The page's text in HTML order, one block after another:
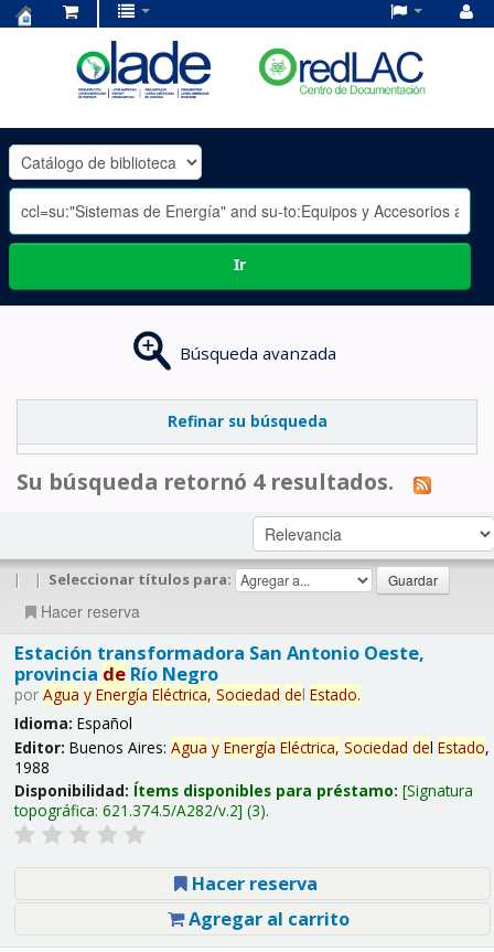
OLADE
-
Ir
Búsqueda avanzada
Refinar su búsqueda
Su búsqueda retornó 4 resultados.
| | Seleccionar títulos para:
Hacer reserva
Estación transformadora San Antonio Oeste,
provincia deRío Negro
por Agua y Energía Eléctrica, Sociedad del Estado.
Idioma: Español
Editor: Buenos Aires: Agua y Energía Eléctrica, Sociedad del Estado,
1988
Disponibilidad: Ítems disponibles para préstamo: Signatura
topográfica: 621.374.5/A282/v.2 (3).
Hacer reserva
Agregar al carrito